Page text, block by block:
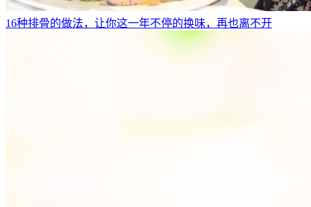
16种排骨的做法，让你这一年不停的换味，再也离不开